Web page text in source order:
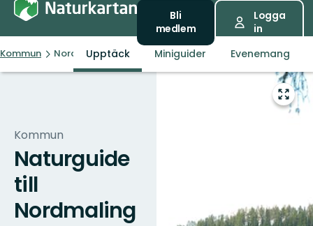
Bli
medlem
Logga
in
Kommun NordmalingUpptäck Miniguider Evenemang
Kommun
Naturguide
till
Nordmaling
Gå
till